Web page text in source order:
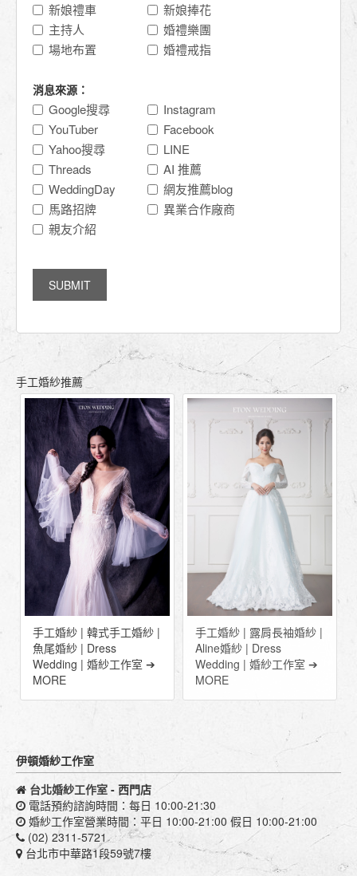
新娘禮車
新娘捧花
主持人
婚禮樂團
場地布置
婚禮戒指
消息來源：
Google搜尋
Instagram
YouTuber
Facebook
Yahoo搜尋
LINE
Threads
AI 推薦
WeddingDay
網友推薦blog
馬路招牌
異業合作廠商
親友介紹
SUBMIT
手工婚紗推薦
手工婚紗 | 韓式手工婚紗 |
魚尾婚紗 | Dress
Wedding | 婚紗工作室 ➔
MORE
手工婚紗 | 露肩長袖婚紗 |
Aline婚紗 | Dress
Wedding | 婚紗工作室 ➔
MORE
伊頓婚紗工作室
台北婚紗工作室 - 西門店
電話預約諮詢時間：每日 10:00-21:30
婚紗工作室營業時間：平日 10:00-21:00 假日 10:00-21:00
(02) 2311-5721
台北市中華路1段59號7樓